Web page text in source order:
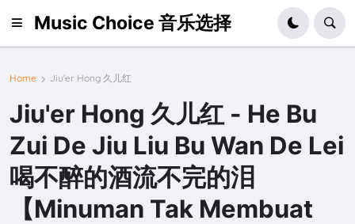
Music Choice 音乐选择
Home Jiu'er Hong 久儿红
Jiu'er Hong 久儿红 - He Bu
Zui De Jiu Liu Bu Wan De Lei
喝不醉的酒流不完的泪
【Minuman Tak Membuat